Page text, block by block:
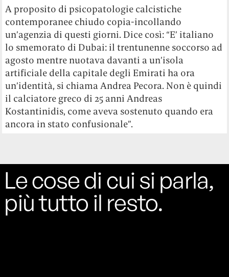
A proposito di psicopatologie calcistiche
contemporanee chiudo copia-incollando
un’agenzia di questi giorni. Dice così: “E’ italiano
lo smemorato di Dubai: il trentunenne soccorso ad
agosto mentre nuotava davanti a un’isola
artificiale della capitale degli Emirati ha ora
un’identità, si chiama Andrea Pecora. Non è quindi
il calciatore greco di 25 anni Andreas
Kostantinidis, come aveva sostenuto quando era
ancora in stato confusionale”.
Le cose di cui si parla,
più tutto il resto.